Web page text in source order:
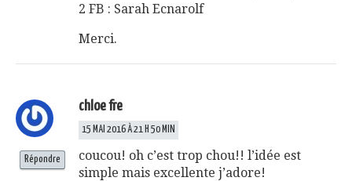
2 FB : Sarah Ecnarolf
Merci.
chloe fre
15 MAI 2016 À 21 H 50 MIN
coucou! oh c’est trop chou!! l’idée est
simple mais excellente j’adore!
Répondre